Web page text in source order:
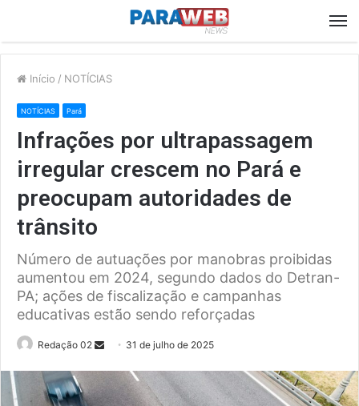
Início / NOTÍCIAS
NOTÍCIAS Pará
Infrações por ultrapassagem
irregular crescem no Pará e
preocupam autoridades de
trânsito
Número de autuações por manobras proibidas
aumentou em 2024, segundo dados do Detran-
PA; ações de fiscalização e campanhas
educativas estão sendo reforçadas
Redação 02
Send
email
31 de julho de 2025